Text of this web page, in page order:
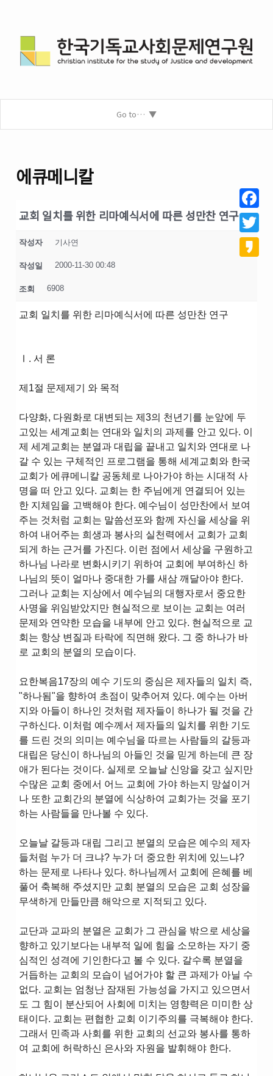
Go to…
에큐메니칼
교회 일치를 위한 리마예식서에 따른 성만찬 연구
작성자 기사연
작성일 2000-11-30 00:48
조회 6908
교회 일치를 위한 리마예식서에 따른 성만찬 연구
Ⅰ. 서 론
제1절 문제제기 와 목적
다양화, 다원화로 대변되는 제3의 천년기를 눈앞에 두
고있는 세계교회는 연대와 일치의 과제를 안고 있다. 이
제 세계교회는 분열과 대립을 끝내고 일치와 연대로 나
갈 수 있는 구체적인 프로그램을 통해 세계교회와 한국
교회가 에큐메니칼 공동체로 나아가야 하는 시대적 사
명을 떠 안고 있다. 교회는 한 주님에게 연결되어 있는
한 지체임을 고백해야 한다. 예수님이 성만찬에서 보여
주는 것처럼 교회는 말씀선포와 함께 자신을 세상을 위
하여 내어주는 희생과 봉사의 실천력에서 교회가 교회
되게 하는 근거를 가진다. 이런 점에서 세상을 구원하고
하나님 나라로 변화시키기 위하여 교회에 부여하신 하
나님의 뜻이 얼마나 중대한 가를 새삼 깨달아야 한다.
그러나 교회는 지상에서 예수님의 대행자로서 중요한
사명을 위임받았지만 현실적으로 보이는 교회는 여러
문제와 연약한 모습을 내부에 안고 있다. 현실적으로 교
회는 항상 변질과 타락에 직면해 왔다. 그 중 하나가 바
로 교회의 분열의 모습이다.
요한복음17장의 예수 기도의 중심은 제자들의 일치 즉,
"하나됨"을 향하여 초점이 맞추어져 있다. 예수는 아버
지와 아들이 하나인 것처럼 제자들이 하나가 될 것을 간
구하신다. 이처럼 예수께서 제자들의 일치를 위한 기도
를 드린 것의 의미는 예수님을 따르는 사람들의 갈등과
대립은 당신이 하나님의 아들인 것을 믿게 하는데 큰 장
애가 된다는 것이다. 실제로 오늘날 신앙을 갖고 싶지만
수많은 교회 중에서 어느 교회에 가야 하는지 망설이거
나 또한 교회간의 분열에 식상하여 교회가는 것을 포기
하는 사람들을 만나볼 수 있다.
오늘날 갈등과 대립 그리고 분열의 모습은 예수의 제자
들처럼 누가 더 크냐? 누가 더 중요한 위치에 있느냐?
하는 문제로 나타나 있다. 하나님께서 교회에 은혜를 베
풀어 축복해 주셨지만 교회 분열의 모습은 교회 성장을
무색하게 만들만큼 해악으로 지적되고 있다.
교단과 교파의 분열은 교회가 그 관심을 밖으로 세상을
향하고 있기보다는 내부적 일에 힘을 소모하는 자기 중
심적인 성격에 기인한다고 볼 수 있다. 갈수록 분열을
거듭하는 교회의 모습이 넘어가야 할 큰 과제가 아닐 수
없다. 교회는 엄청난 잠재된 가능성을 가지고 있으면서
도 그 힘이 분산되어 사회에 미치는 영향력은 미미한 상
태이다. 교회는 편협한 교회 이기주의를 극복해야 한다.
그래서 민족과 사회를 위한 교회의 선교와 봉사를 통하
여 교회에 허락하신 은사와 자원을 발휘해야 한다.
Twitter